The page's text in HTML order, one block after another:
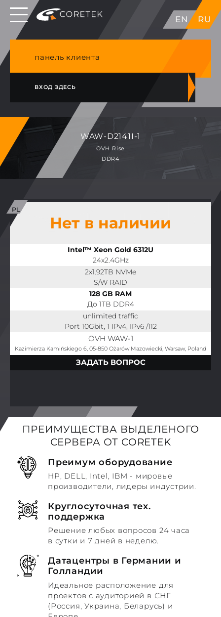
EN RU
Выделенные серверы в ЕС, Японии, ГК, США
NVME VPS & cPanel премиум хостинг в
панель клиента
ВХОД ЗДЕСЬ
WAW-D2141I-1
OVH Rise
DDR4
Нет в наличии
Intel™ Xeon Gold 6312U
24x2.4GHz
2x1.92TB NVMe
S/W RAID
128 GB RAM
До 1TB DDR4
unlimited traffic
Port 10Gbit, 1 IPv4, IPv6 /112
OVH WAW-1
Kazimierza Kamińskiego 6, 05-850 Ożarów Mazowiecki, Warsaw, Poland
ЗАДАТЬ ВОПРОС
ПРЕИМУЩЕСТВА ВЫДЕЛЕНОГО
СЕРВЕРА ОТ CORETEK
Преимум оборудование
HP, DELL, Intel, IBM - мировые
производители, лидеры индустрии.
Круглосуточная тех.
поддержка
Решение любых вопросов 24 часа
в сутки и 7 дней в неделю.
Датацентры в Германии и
Голландии
Идеальное расположение для
проектов с аудиторией в СНГ
(Россия, Украина, Беларусь) и